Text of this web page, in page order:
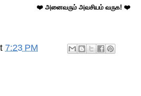
❤️ அனைவரும் அவசியம் வருக! ❤️
7:23 PM